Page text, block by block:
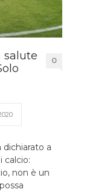
salute
0
a
calcio:
non è un